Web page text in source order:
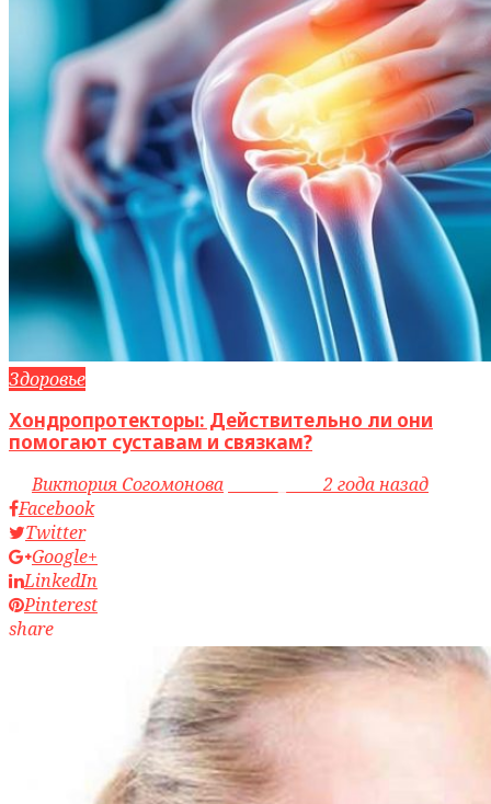
Здоровье
Хондропротекторы: Действительно ли они
помогают суставам и связкам?
byВиктория Согомонова access_time2 года назад
Facebook
Twitter
Google+
LinkedIn
Pinterest
share